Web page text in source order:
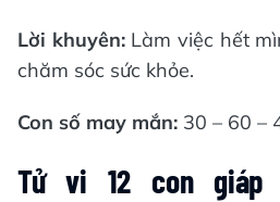
Lời khuyên:Làm việc hết
chăm sóc sức khỏe.
Con số may mắn: 30 – 60 –
Tử vi 12 con giáp